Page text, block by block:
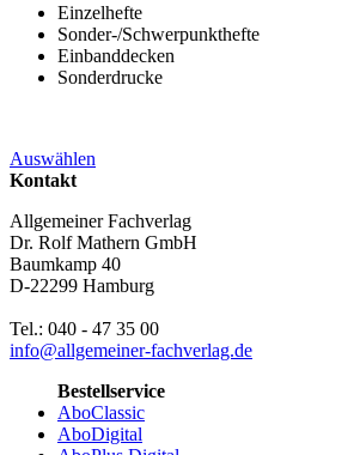
Einzelhefte
Sonder-/Schwerpunkthefte
Einbanddecken
Sonderdrucke
Auswählen
Kontakt
Allgemeiner Fachverlag
Dr. Rolf Mathern GmbH
Baumkamp 40
D-22299 Hamburg
Tel.: 040 - 47 35 00
info@allgemeiner-fachverlag.de
Bestellservice
AboClassic
AboDigital